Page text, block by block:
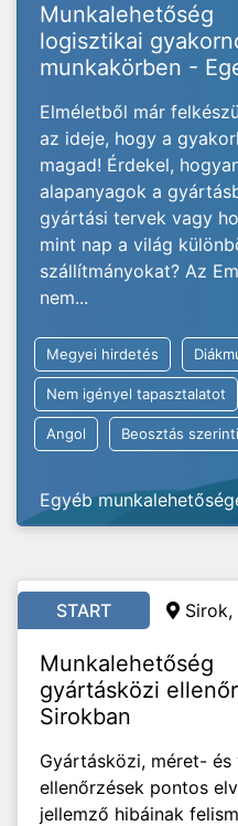
Munkalehetőség
logisztikai
munkakörben -
Elméletből már
az ideje, hogy a
magad! Érdekel,
alapanyagok a
gyártási tervek vagy
mint nap a világ
szállítmányokat? Az
nem...
Megyei hirdetés
Nem igényel tapasztalatot
Angol Beosztás szerinti
Egyéb
START Sirok,
Munkalehetőség
gyártásközi
Sirokban
Gyártásközi, méret- és
ellenőrzések pontos
jellemző hibáinak